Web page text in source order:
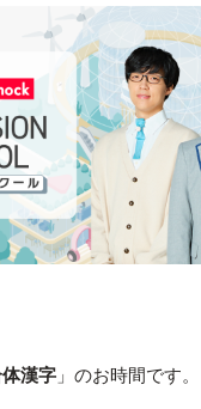
漢字 」のお時間です。